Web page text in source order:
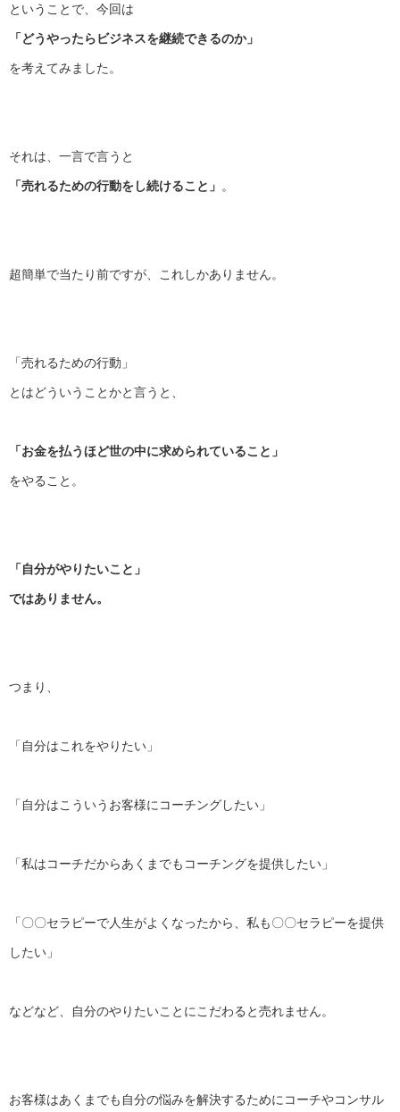
ということで、今回は
「どうやったらビジネスを継続できるのか」
を考えてみました。
それは、一言で言うと
「売れるための行動をし続けること」 。
超簡単で当たり前ですが、これしかありません。
「売れるための行動」
とはどういうことかと言うと、
「お金を払うほど世の中に求められていること」
をやること。
「自分がやりたいこと」
ではありません。
つまり、
「自分はこれをやりたい」
「自分はこういうお客様にコーチングしたい」
「私はコーチだからあくまでもコーチングを提供したい」
「〇〇セラピーで人生がよくなったから、私も〇〇セラピーを提供
したい」
などなど、自分のやりたいことにこだわると売れません。
お客様はあくまでも自分の悩みを解決するためにコーチやコンサル